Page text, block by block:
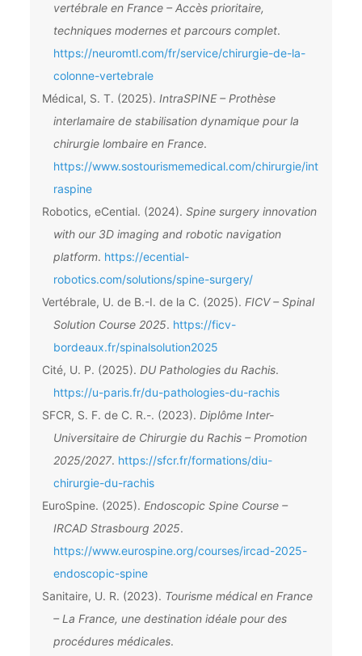
vertébrale en France – Accès prioritaire,
techniques modernes et parcours complet.
https://neuromtl.com/fr/service/chirurgie-de-la-
colonne-vertebrale
Médical, S. T. (2025). IntraSPINE – Prothèse
interlamaire de stabilisation dynamique pour la
chirurgie lombaire en France.
https://www.sostourismemedical.com/chirurgie/int
raspine
Robotics, eCential. (2024). Spine surgery innovation
with our 3D imaging and robotic navigation
platform. https://ecential-
robotics.com/solutions/spine-surgery/
Vertébrale, U. de B.-I. de la C. (2025). FICV – Spinal
Solution Course 2025. https://ficv-
bordeaux.fr/spinalsolution2025
Cité, U. P. (2025). DU Pathologies du Rachis.
https://u-paris.fr/du-pathologies-du-rachis
SFCR, S. F. de C. R.-. (2023). Diplôme Inter-
Universitaire de Chirurgie du Rachis – Promotion
2025/2027. https://sfcr.fr/formations/diu-
chirurgie-du-rachis
EuroSpine. (2025). Endoscopic Spine Course –
IRCAD Strasbourg 2025.
https://www.eurospine.org/courses/ircad-2025-
endoscopic-spine
Sanitaire, U. R. (2023). Tourisme médical en France
– La France, une destination idéale pour des
procédures médicales.